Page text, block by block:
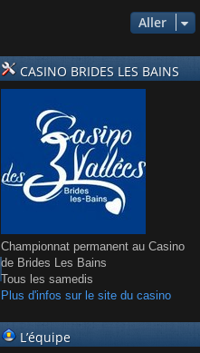
Aller
CASINO BRIDES LES BAINS
Championnat permanent au Casino
de Brides Les Bains
Tous les samedis
Plus d'infos sur le site du casino
L’équipe